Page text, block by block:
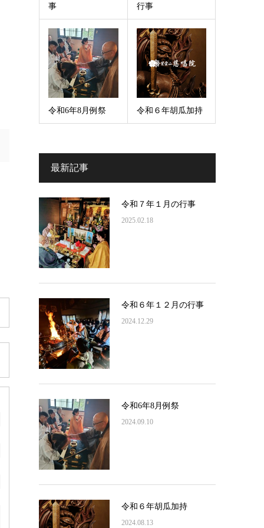
事
行事
令和6年8月例祭 令和６年胡瓜加持
最新記事
令和７年１月の行事
2025.02.18
令和６年１２月の行事
2024.12.29
令和6年8月例祭
2024.09.10
令和６年胡瓜加持
2024.08.13